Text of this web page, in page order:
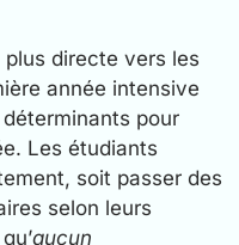
plus directe vers les
année intensive
pour
Les étudiants
soit passer des
selon leurs
aucun